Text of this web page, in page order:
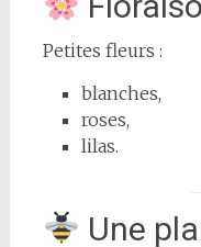
Petites fleurs :
blanches,
roses,
lilas.
Une